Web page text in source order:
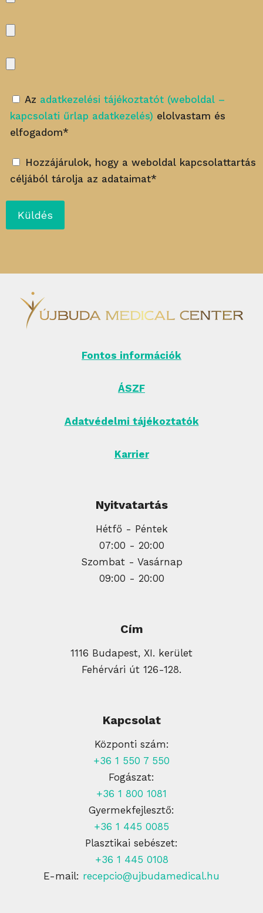
Az adatkezelési tájékoztatót (weboldal –
kapcsolati űrlap adatkezelés) elolvastam és
elfogadom*
Hozzájárulok, hogy a weboldal kapcsolattartás
céljából tárolja az adataimat*
Fontos információk
ÁSZF
Adatvédelmi tájékoztatók
Karrier
Nyitvatartás
Hétfő - Péntek
07:00 - 20:00
Szombat - Vasárnap
09:00 - 20:00
Cím
1116 Budapest, XI. kerület
Fehérvári út 126-128.
Kapcsolat
Központi szám:
+36 1 550 7 550
Fogászat:
+36 1 800 1081
Gyermekfejlesztő:
+36 1 445 0085
Plasztikai sebészet:
+36 1 445 0108
E-mail: recepcio@ujbudamedical.hu